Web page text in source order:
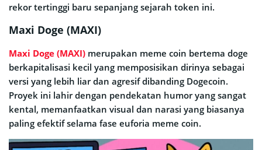
rekor tertinggi baru sepanjang sejarah token ini.
Maxi Doge (MAXI)
Maxi Doge (MAXI) merupakan meme coin bertema doge
berkapitalisasi kecil yang memposisikan dirinya sebagai
versi yang lebih liar dan agresif dibanding Dogecoin.
Proyek ini lahir dengan pendekatan humor yang sangat
kental, memanfaatkan visual dan narasi yang biasanya
paling efektif selama fase euforia meme coin.